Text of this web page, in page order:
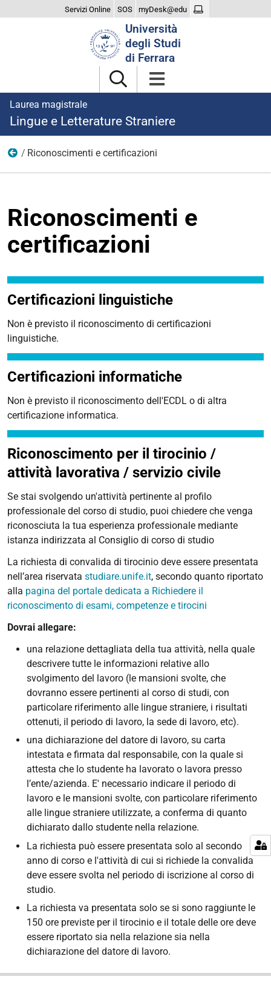
Servizi Online SOS myDesk@edu
Università
degli Studi
di Ferrara
Laurea magistrale
Lingue e Letterature Straniere
Iscriversi
Riconoscimenti e certificazioni
Riconoscimenti e
certificazioni
Certificazioni linguistiche
Non è previsto il riconoscimento di certificazioni
linguistiche.
Certificazioni informatiche
Non è previsto il riconoscimento dell'ECDL o di altra
certificazione informatica.
Riconoscimento per il tirocinio /
attività lavorativa / servizio civile
Se stai svolgendo un'attività pertinente al profilo
professionale del corso di studio, puoi chiedere che venga
riconosciuta la tua esperienza professionale mediante
istanza indirizzata al Consiglio di corso di studio
La richiesta di convalida di tirocinio deve essere presentata
nell’area riservata studiare.unife.it, secondo quanto riportato
alla pagina del portale dedicata a Richiedere il
riconoscimento di esami, competenze e tirocini
Dovrai allegare:
una relazione dettagliata della tua attività, nella quale
descrivere tutte le informazioni relative allo
svolgimento del lavoro (le mansioni svolte, che
dovranno essere pertinenti al corso di studi, con
particolare riferimento alle lingue straniere, i risultati
ottenuti, il periodo di lavoro, la sede di lavoro, etc).
una dichiarazione del datore di lavoro, su carta
intestata e firmata dal responsabile, con la quale si
attesta che lo studente ha lavorato o lavora presso
l’ente/azienda. E' necessario indicare il periodo di
lavoro e le mansioni svolte, con particolare riferimento
alle lingue straniere utilizzate, a conferma di quanto
dichiarato dallo studente nella relazione.
La richiesta può essere presentata solo al secondo
anno di corso e l'attività di cui si richiede la convalida
deve essere svolta nel periodo di iscrizione al corso di
studio.
La richiesta va presentata solo se si sono raggiunte le
150 ore previste per il tirocinio e il totale delle ore deve
essere riportato sia nella relazione sia nella
dichiarazione del datore di lavoro.